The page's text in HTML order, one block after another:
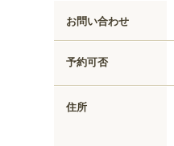
お問い合わせ
予約可否
住所